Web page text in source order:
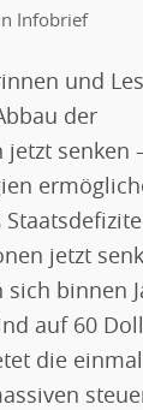
Infobrief
und
der
jetzt senken
jetzt
sich binnen
auf 60
die